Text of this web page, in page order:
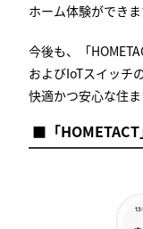
ホーム体験ができま
今後も、「
およびIoTスイッチ
快適かつ安心な住
■ 「